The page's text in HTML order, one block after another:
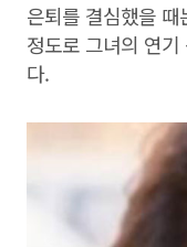
은퇴를 결심했을
정도로 그녀의 연
다.